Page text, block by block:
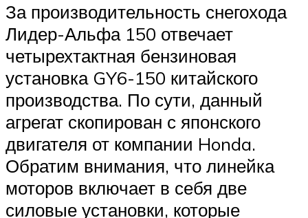
За производительность снегохода
Лидер-Альфа 150 отвечает
четырехтактная бензиновая
установка GY6-150 китайского
производства. По сути, данный
агрегат скопирован с японского
двигателя от компании Honda.
Обратим внимания, что линейка
моторов включает в себя две
силовые установки, которые